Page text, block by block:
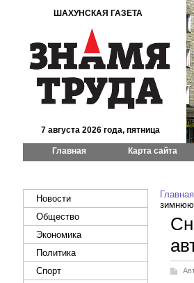
ШАХУНСКАЯ ГАЗЕТА
7 августа 2026 года, пятница
Главная Карта сайта
Новости
Общество
Экономика
Политика
Спорт
Главная
зимнюю